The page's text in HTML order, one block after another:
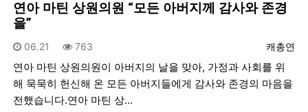
연아 마틴 상원의원 “모든 아버지께 감사와 존경
을”
등록자
캐총연
등록일
06.21 조회
763
연아 마틴 상원의원이 아버지의 날을 맞아, 가정과 사회를 위
해 묵묵히 헌신해 온 모든 아버지들에게 감사와 존경의 마음을
전했습니다.연아 마틴 상…